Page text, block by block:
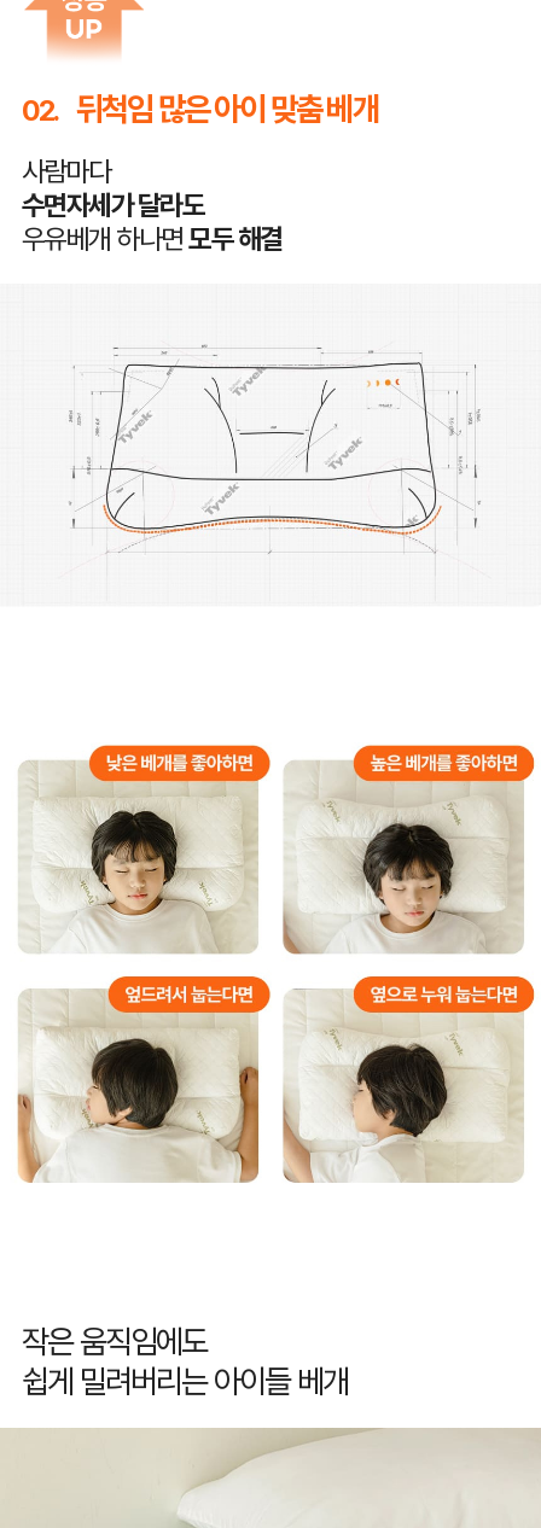
02. 뒤척임 많은 아이 맞춤 베개
사람마다
수면자세가 달라도
우유베개 하나면모두 해결
작은 움직임에도
쉽게 밀려버리는 아이들 베개